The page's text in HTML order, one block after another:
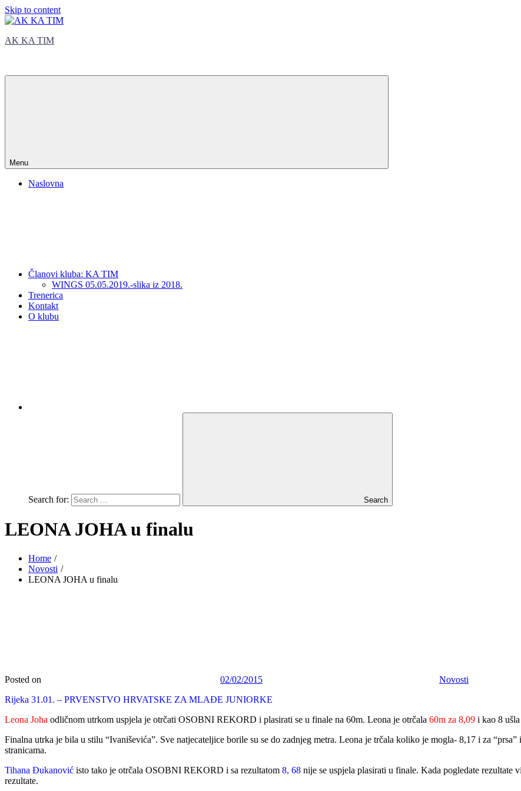
Skip to content
AK KA TIM
Menu
Naslovna
Članovi kluba: KA TIM
WINGS 05.05.2019.-slika iz 2018.
Trenerica
Kontakt
O klubu
Search for: Search
LEONA JOHA u finalu
Home
Novosti
LEONA JOHA u finalu
Posted on 02/02/2015
Novosti
Rijeka 31.01. – PRVENSTVO HRVATSKE ZA MLAĐE JUNIORKE
Leona Joha odličnom utrkom uspjela je otrčati OSOBNI REKORD i plasirati se u finale na 60m. Leona je otrčala 60m za 8,09 i kao 8
Finalna utrka je bila u stilu “Ivaniševića”. Sve natjecateljice borile su se do zadnjeg metra. Leona je trčala koliko je mogla- 8,17 i za
stranicama.
Tihana Đukanović isto tako je otrčala OSOBNI REKORD i sa rezultatom 8, 68 nije se uspjela plasirati u finale. Kada pogledate rezultate
rezultate.